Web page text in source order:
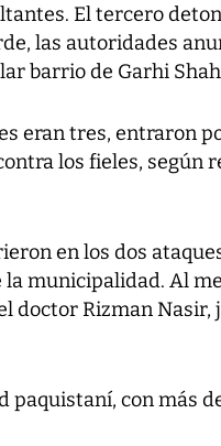
El tercero
las autoridades
barrio de Garhi
eran tres, entraron
los fieles, según
en los dos
municipalidad. Al
doctor Rizman Nasir,
paquistaní, con más